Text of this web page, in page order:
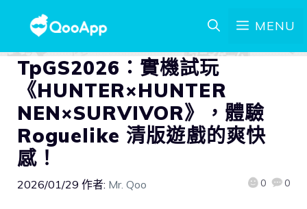
MENU
TpGS2026：實機試玩
《HUNTER×HUNTER
NEN×SURVIVOR》，體驗
Roguelike 清版遊戲的爽快
感！
2026/01/29 作者: Mr. Qoo 0 0